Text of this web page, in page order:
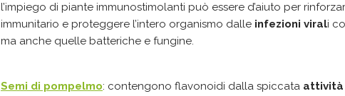
l’impiego di piante immunostimolanti può essere d’aiuto per
immunitario e proteggere l’intero organismo dalle infezioni virali
ma anche quelle batteriche e fungine.
Semi di pompelmo: contengono flavonoidi dalla spiccata attività